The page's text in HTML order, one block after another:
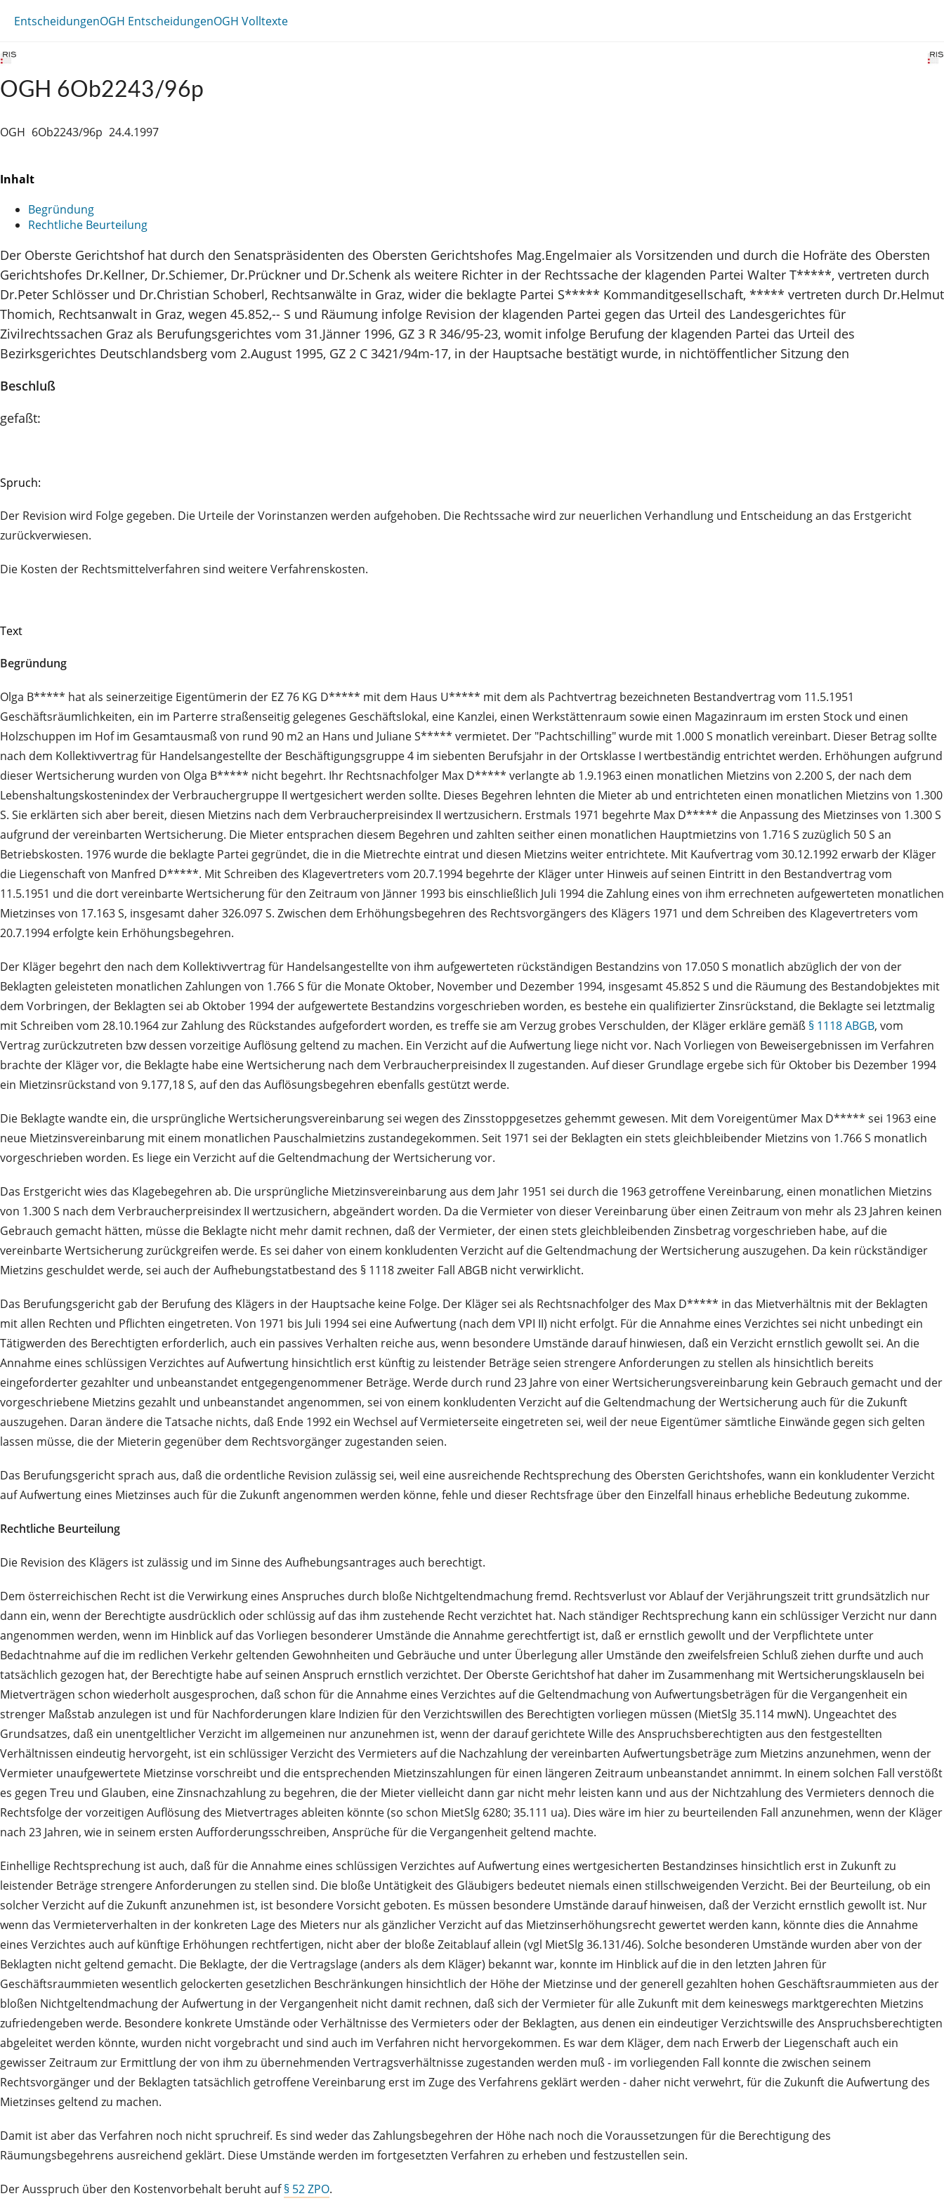
EntscheidungenOGH EntscheidungenOGH Volltexte
OGH 6Ob2243/96p
OGH 6Ob2243/96p 24.4.1997
Inhalt
Begründung
Rechtliche Beurteilung
Der Oberste Gerichtshof hat durch den Senatspräsidenten des Obersten Gerichtshofes Mag.Engelmaier als Vorsitzenden und durch die Hofräte des Obersten
Gerichtshofes Dr.Kellner, Dr.Schiemer, Dr.Prückner und Dr.Schenk als weitere Richter in der Rechtssache der klagenden Partei Walter T*****, vertreten durch
Dr.Peter Schlösser und Dr.Christian Schoberl, Rechtsanwälte in Graz, wider die beklagte Partei S***** Kommanditgesellschaft, ***** vertreten durch Dr.Helmut
Thomich, Rechtsanwalt in Graz, wegen 45.852,-- S und Räumung infolge Revision der klagenden Partei gegen das Urteil des Landesgerichtes für
Zivilrechtssachen Graz als Berufungsgerichtes vom 31.Jänner 1996, GZ 3 R 346/95-23, womit infolge Berufung der klagenden Partei das Urteil des
Bezirksgerichtes Deutschlandsberg vom 2.August 1995, GZ 2 C 3421/94m-17, in der Hauptsache bestätigt wurde, in nichtöffentlicher Sitzung den
Beschluß
gefaßt:
Spruch:
Der Revision wird Folge gegeben. Die Urteile der Vorinstanzen werden aufgehoben. Die Rechtssache wird zur neuerlichen Verhandlung und Entscheidung an das Erstgericht
zurückverwiesen.
Die Kosten der Rechtsmittelverfahren sind weitere Verfahrenskosten.
Text
Begründung
Olga B***** hat als seinerzeitige Eigentümerin der EZ 76 KG D***** mit dem Haus U***** mit dem als Pachtvertrag bezeichneten Bestandvertrag vom 11.5.1951
Geschäftsräumlichkeiten, ein im Parterre straßenseitig gelegenes Geschäftslokal, eine Kanzlei, einen Werkstättenraum sowie einen Magazinraum im ersten Stock und einen
Holzschuppen im Hof im Gesamtausmaß von rund 90 m2 an Hans und Juliane S***** vermietet. Der "Pachtschilling" wurde mit 1.000 S monatlich vereinbart. Dieser Betrag sollte
nach dem Kollektivvertrag für Handelsangestellte der Beschäftigungsgruppe 4 im siebenten Berufsjahr in der Ortsklasse I wertbeständig entrichtet werden. Erhöhungen aufgrund
dieser Wertsicherung wurden von Olga B***** nicht begehrt. Ihr Rechtsnachfolger Max D***** verlangte ab 1.9.1963 einen monatlichen Mietzins von 2.200 S, der nach dem
Lebenshaltungskostenindex der Verbrauchergruppe II wertgesichert werden sollte. Dieses Begehren lehnten die Mieter ab und entrichteten einen monatlichen Mietzins von 1.300
S. Sie erklärten sich aber bereit, diesen Mietzins nach dem Verbraucherpreisindex II wertzusichern. Erstmals 1971 begehrte Max D***** die Anpassung des Mietzinses von 1.300 S
aufgrund der vereinbarten Wertsicherung. Die Mieter entsprachen diesem Begehren und zahlten seither einen monatlichen Hauptmietzins von 1.716 S zuzüglich 50 S an
Betriebskosten. 1976 wurde die beklagte Partei gegründet, die in die Mietrechte eintrat und diesen Mietzins weiter entrichtete. Mit Kaufvertrag vom 30.12.1992 erwarb der Kläger
die Liegenschaft von Manfred D*****. Mit Schreiben des Klagevertreters vom 20.7.1994 begehrte der Kläger unter Hinweis auf seinen Eintritt in den Bestandvertrag vom
11.5.1951 und die dort vereinbarte Wertsicherung für den Zeitraum von Jänner 1993 bis einschließlich Juli 1994 die Zahlung eines von ihm errechneten aufgewerteten monatlichen
Mietzinses von 17.163 S, insgesamt daher 326.097 S. Zwischen dem Erhöhungsbegehren des Rechtsvorgängers des Klägers 1971 und dem Schreiben des Klagevertreters vom
20.7.1994 erfolgte kein Erhöhungsbegehren.
Der Kläger begehrt den nach dem Kollektivvertrag für Handelsangestellte von ihm aufgewerteten rückständigen Bestandzins von 17.050 S monatlich abzüglich der von der
Beklagten geleisteten monatlichen Zahlungen von 1.766 S für die Monate Oktober, November und Dezember 1994, insgesamt 45.852 S und die Räumung des Bestandobjektes mit
dem Vorbringen, der Beklagten sei ab Oktober 1994 der aufgewertete Bestandzins vorgeschrieben worden, es bestehe ein qualifizierter Zinsrückstand, die Beklagte sei letztmalig
mit Schreiben vom 28.10.1964 zur Zahlung des Rückstandes aufgefordert worden, es treffe sie am Verzug grobes Verschulden, der Kläger erkläre gemäß § 1118 ABGB, vom
Vertrag zurückzutreten bzw dessen vorzeitige Auflösung geltend zu machen. Ein Verzicht auf die Aufwertung liege nicht vor. Nach Vorliegen von Beweisergebnissen im Verfahren
brachte der Kläger vor, die Beklagte habe eine Wertsicherung nach dem Verbraucherpreisindex II zugestanden. Auf dieser Grundlage ergebe sich für Oktober bis Dezember 1994
ein Mietzinsrückstand von 9.177,18 S, auf den das Auflösungsbegehren ebenfalls gestützt werde.
Die Beklagte wandte ein, die ursprüngliche Wertsicherungsvereinbarung sei wegen des Zinsstoppgesetzes gehemmt gewesen. Mit dem Voreigentümer Max D***** sei 1963 eine
neue Mietzinsvereinbarung mit einem monatlichen Pauschalmietzins zustandegekommen. Seit 1971 sei der Beklagten ein stets gleichbleibender Mietzins von 1.766 S monatlich
vorgeschrieben worden. Es liege ein Verzicht auf die Geltendmachung der Wertsicherung vor.
Das Erstgericht wies das Klagebegehren ab. Die ursprüngliche Mietzinsvereinbarung aus dem Jahr 1951 sei durch die 1963 getroffene Vereinbarung, einen monatlichen Mietzins
von 1.300 S nach dem Verbraucherpreisindex II wertzusichern, abgeändert worden. Da die Vermieter von dieser Vereinbarung über einen Zeitraum von mehr als 23 Jahren keinen
Gebrauch gemacht hätten, müsse die Beklagte nicht mehr damit rechnen, daß der Vermieter, der einen stets gleichbleibenden Zinsbetrag vorgeschrieben habe, auf die
vereinbarte Wertsicherung zurückgreifen werde. Es sei daher von einem konkludenten Verzicht auf die Geltendmachung der Wertsicherung auszugehen. Da kein rückständiger
Mietzins geschuldet werde, sei auch der Aufhebungstatbestand des § 1118 zweiter Fall ABGB nicht verwirklicht.
Das Berufungsgericht gab der Berufung des Klägers in der Hauptsache keine Folge. Der Kläger sei als Rechtsnachfolger des Max D***** in das Mietverhältnis mit der Beklagten
mit allen Rechten und Pflichten eingetreten. Von 1971 bis Juli 1994 sei eine Aufwertung (nach dem VPI II) nicht erfolgt. Für die Annahme eines Verzichtes sei nicht unbedingt ein
Tätigwerden des Berechtigten erforderlich, auch ein passives Verhalten reiche aus, wenn besondere Umstände darauf hinwiesen, daß ein Verzicht ernstlich gewollt sei. An die
Annahme eines schlüssigen Verzichtes auf Aufwertung hinsichtlich erst künftig zu leistender Beträge seien strengere Anforderungen zu stellen als hinsichtlich bereits
eingeforderter gezahlter und unbeanstandet entgegengenommener Beträge. Werde durch rund 23 Jahre von einer Wertsicherungsvereinbarung kein Gebrauch gemacht und der
vorgeschriebene Mietzins gezahlt und unbeanstandet angenommen, sei von einem konkludenten Verzicht auf die Geltendmachung der Wertsicherung auch für die Zukunft
auszugehen. Daran ändere die Tatsache nichts, daß Ende 1992 ein Wechsel auf Vermieterseite eingetreten sei, weil der neue Eigentümer sämtliche Einwände gegen sich gelten
lassen müsse, die der Mieterin gegenüber dem Rechtsvorgänger zugestanden seien.
Das Berufungsgericht sprach aus, daß die ordentliche Revision zulässig sei, weil eine ausreichende Rechtsprechung des Obersten Gerichtshofes, wann ein konkludenter Verzicht
auf Aufwertung eines Mietzinses auch für die Zukunft angenommen werden könne, fehle und dieser Rechtsfrage über den Einzelfall hinaus erhebliche Bedeutung zukomme.
Rechtliche Beurteilung
Die Revision des Klägers ist zulässig und im Sinne des Aufhebungsantrages auch berechtigt.
Dem österreichischen Recht ist die Verwirkung eines Anspruches durch bloße Nichtgeltendmachung fremd. Rechtsverlust vor Ablauf der Verjährungszeit tritt grundsätzlich nur
dann ein, wenn der Berechtigte ausdrücklich oder schlüssig auf das ihm zustehende Recht verzichtet hat. Nach ständiger Rechtsprechung kann ein schlüssiger Verzicht nur dann
angenommen werden, wenn im Hinblick auf das Vorliegen besonderer Umstände die Annahme gerechtfertigt ist, daß er ernstlich gewollt und der Verpflichtete unter
Bedachtnahme auf die im redlichen Verkehr geltenden Gewohnheiten und Gebräuche und unter Überlegung aller Umstände den zweifelsfreien Schluß ziehen durfte und auch
tatsächlich gezogen hat, der Berechtigte habe auf seinen Anspruch ernstlich verzichtet. Der Oberste Gerichtshof hat daher im Zusammenhang mit Wertsicherungsklauseln bei
Mietverträgen schon wiederholt ausgesprochen, daß schon für die Annahme eines Verzichtes auf die Geltendmachung von Aufwertungsbeträgen für die Vergangenheit ein
strenger Maßstab anzulegen ist und für Nachforderungen klare Indizien für den Verzichtswillen des Berechtigten vorliegen müssen (MietSlg 35.114 mwN). Ungeachtet des
Grundsatzes, daß ein unentgeltlicher Verzicht im allgemeinen nur anzunehmen ist, wenn der darauf gerichtete Wille des Anspruchsberechtigten aus den festgestellten
Verhältnissen eindeutig hervorgeht, ist ein schlüssiger Verzicht des Vermieters auf die Nachzahlung der vereinbarten Aufwertungsbeträge zum Mietzins anzunehmen, wenn der
Vermieter unaufgewertete Mietzinse vorschreibt und die entsprechenden Mietzinszahlungen für einen längeren Zeitraum unbeanstandet annimmt. In einem solchen Fall verstößt
es gegen Treu und Glauben, eine Zinsnachzahlung zu begehren, die der Mieter vielleicht dann gar nicht mehr leisten kann und aus der Nichtzahlung des Vermieters dennoch die
Rechtsfolge der vorzeitigen Auflösung des Mietvertrages ableiten könnte (so schon MietSlg 6280; 35.111 ua). Dies wäre im hier zu beurteilenden Fall anzunehmen, wenn der Kläger
nach 23 Jahren, wie in seinem ersten Aufforderungsschreiben, Ansprüche für die Vergangenheit geltend machte.
Einhellige Rechtsprechung ist auch, daß für die Annahme eines schlüssigen Verzichtes auf Aufwertung eines wertgesicherten Bestandzinses hinsichtlich erst in Zukunft zu
leistender Beträge strengere Anforderungen zu stellen sind. Die bloße Untätigkeit des Gläubigers bedeutet niemals einen stillschweigenden Verzicht. Bei der Beurteilung, ob ein
solcher Verzicht auf die Zukunft anzunehmen ist, ist besondere Vorsicht geboten. Es müssen besondere Umstände darauf hinweisen, daß der Verzicht ernstlich gewollt ist. Nur
wenn das Vermieterverhalten in der konkreten Lage des Mieters nur als gänzlicher Verzicht auf das Mietzinserhöhungsrecht gewertet werden kann, könnte dies die Annahme
eines Verzichtes auch auf künftige Erhöhungen rechtfertigen, nicht aber der bloße Zeitablauf allein (vgl MietSlg 36.131/46). Solche besonderen Umstände wurden aber von der
Beklagten nicht geltend gemacht. Die Beklagte, der die Vertragslage (anders als dem Kläger) bekannt war, konnte im Hinblick auf die in den letzten Jahren für
Geschäftsraummieten wesentlich gelockerten gesetzlichen Beschränkungen hinsichtlich der Höhe der Mietzinse und der generell gezahlten hohen Geschäftsraummieten aus der
bloßen Nichtgeltendmachung der Aufwertung in der Vergangenheit nicht damit rechnen, daß sich der Vermieter für alle Zukunft mit dem keineswegs marktgerechten Mietzins
zufriedengeben werde. Besondere konkrete Umstände oder Verhältnisse des Vermieters oder der Beklagten, aus denen ein eindeutiger Verzichtswille des Anspruchsberechtigten
abgeleitet werden könnte, wurden nicht vorgebracht und sind auch im Verfahren nicht hervorgekommen. Es war dem Kläger, dem nach Erwerb der Liegenschaft auch ein
gewisser Zeitraum zur Ermittlung der von ihm zu übernehmenden Vertragsverhältnisse zugestanden werden muß - im vorliegenden Fall konnte die zwischen seinem
Rechtsvorgänger und der Beklagten tatsächlich getroffene Vereinbarung erst im Zuge des Verfahrens geklärt werden - daher nicht verwehrt, für die Zukunft die Aufwertung des
Mietzinses geltend zu machen.
Damit ist aber das Verfahren noch nicht spruchreif. Es sind weder das Zahlungsbegehren der Höhe nach noch die Voraussetzungen für die Berechtigung des
Räumungsbegehrens ausreichend geklärt. Diese Umstände werden im fortgesetzten Verfahren zu erheben und festzustellen sein.
Der Ausspruch über den Kostenvorbehalt beruht auf§ 52 ZPO.